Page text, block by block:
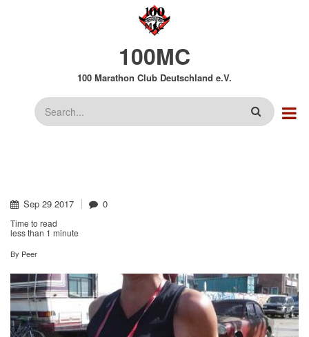
100MC
100 Marathon Club Deutschland e.V.
Suche
Sep 29 2017 0
Time to read
less than 1 minute
By Peer